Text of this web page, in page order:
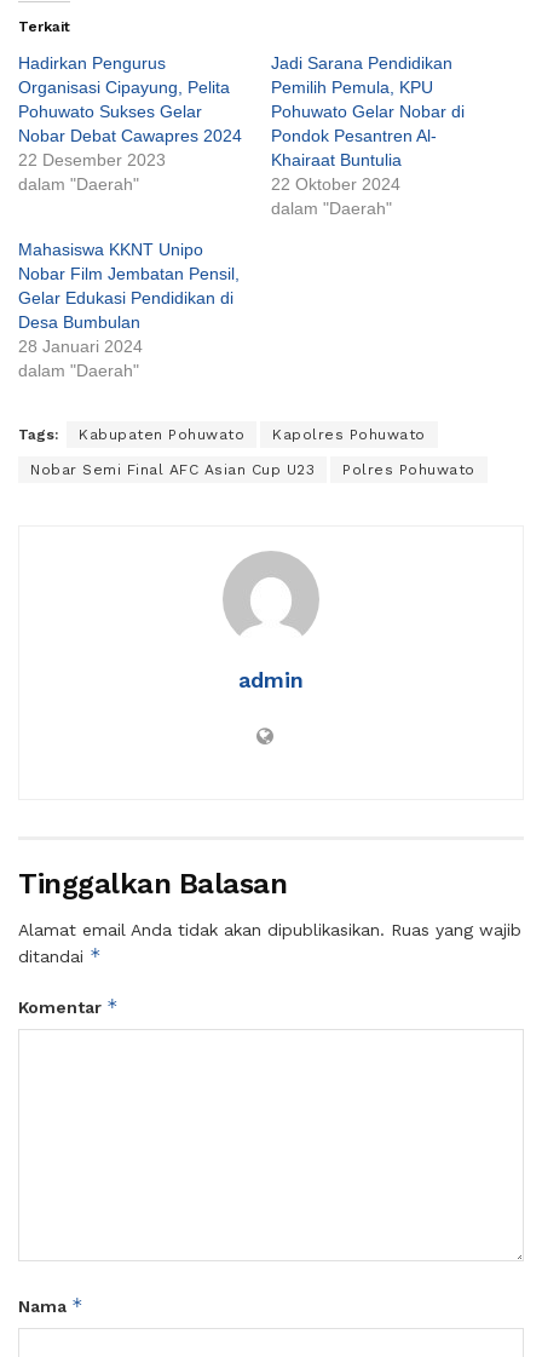
Terkait
Hadirkan Pengurus
Organisasi Cipayung, Pelita
Pohuwato Sukses Gelar
Nobar Debat Cawapres 2024
22 Desember 2023
dalam "Daerah"
Jadi Sarana Pendidikan
Pemilih Pemula, KPU
Pohuwato Gelar Nobar di
Pondok Pesantren Al-
Khairaat Buntulia
22 Oktober 2024
dalam "Daerah"
Mahasiswa KKNT Unipo
Nobar Film Jembatan Pensil,
Gelar Edukasi Pendidikan di
Desa Bumbulan
28 Januari 2024
dalam "Daerah"
Tags: Kabupaten Pohuwato Kapolres Pohuwato
Nobar Semi Final AFC Asian Cup U23 Polres Pohuwato
admin
Tinggalkan Balasan
Alamat email Anda tidak akan dipublikasikan. Ruas yang wajib
ditandai *
Komentar *
Nama *